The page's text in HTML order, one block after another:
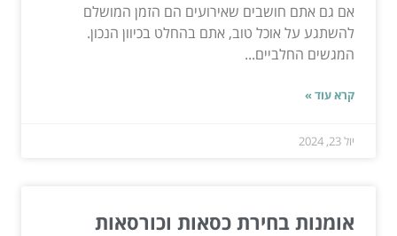
אם גם אתם חושבים שאירועים הם הזמן המושלם
להשתגע על אוכל טוב, אתם בהחלט בכיוון הנכון.
המגשים החלביים...
קרא עוד »
יול 23, 2024
אומנות בחירת כסאות וכורסאות